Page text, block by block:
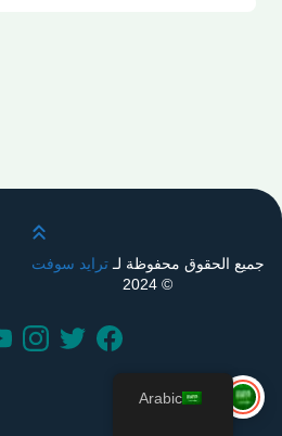
قم
جميع الحقوق محفوظة لـترايد سوفت
© 2024
Arabic